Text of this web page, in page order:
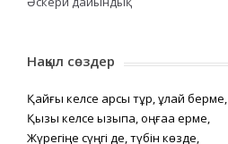
Нақыл сөздер
Қайғы келсе қарсы тұр, құлай берме,
Қызық келсе қызықпа, оңғаққа ерме,
Жүрегіңе сүңгі де, түбін көзде,